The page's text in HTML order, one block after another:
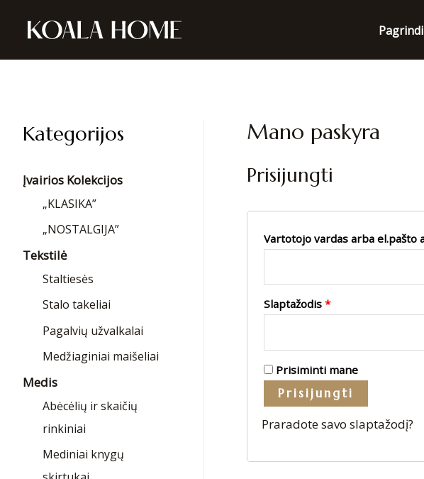
Kategorijos
Įvairios Kolekcijos
„KLASIKA”
„NOSTALGIJA”
Tekstilė
Staltiesės
Stalo takeliai
Pagalvių užvalkalai
Medžiaginiai maišeliai
Medis
Abėcėlių ir skaičių
rinkiniai
Mediniai knygų
Mano paskyra
Prisijungti
Vartotojo vardas arba el.pašto
Slaptažodis *Privalomas
Prisiminti mane
Prisijungti
Praradote savo slaptažodį?